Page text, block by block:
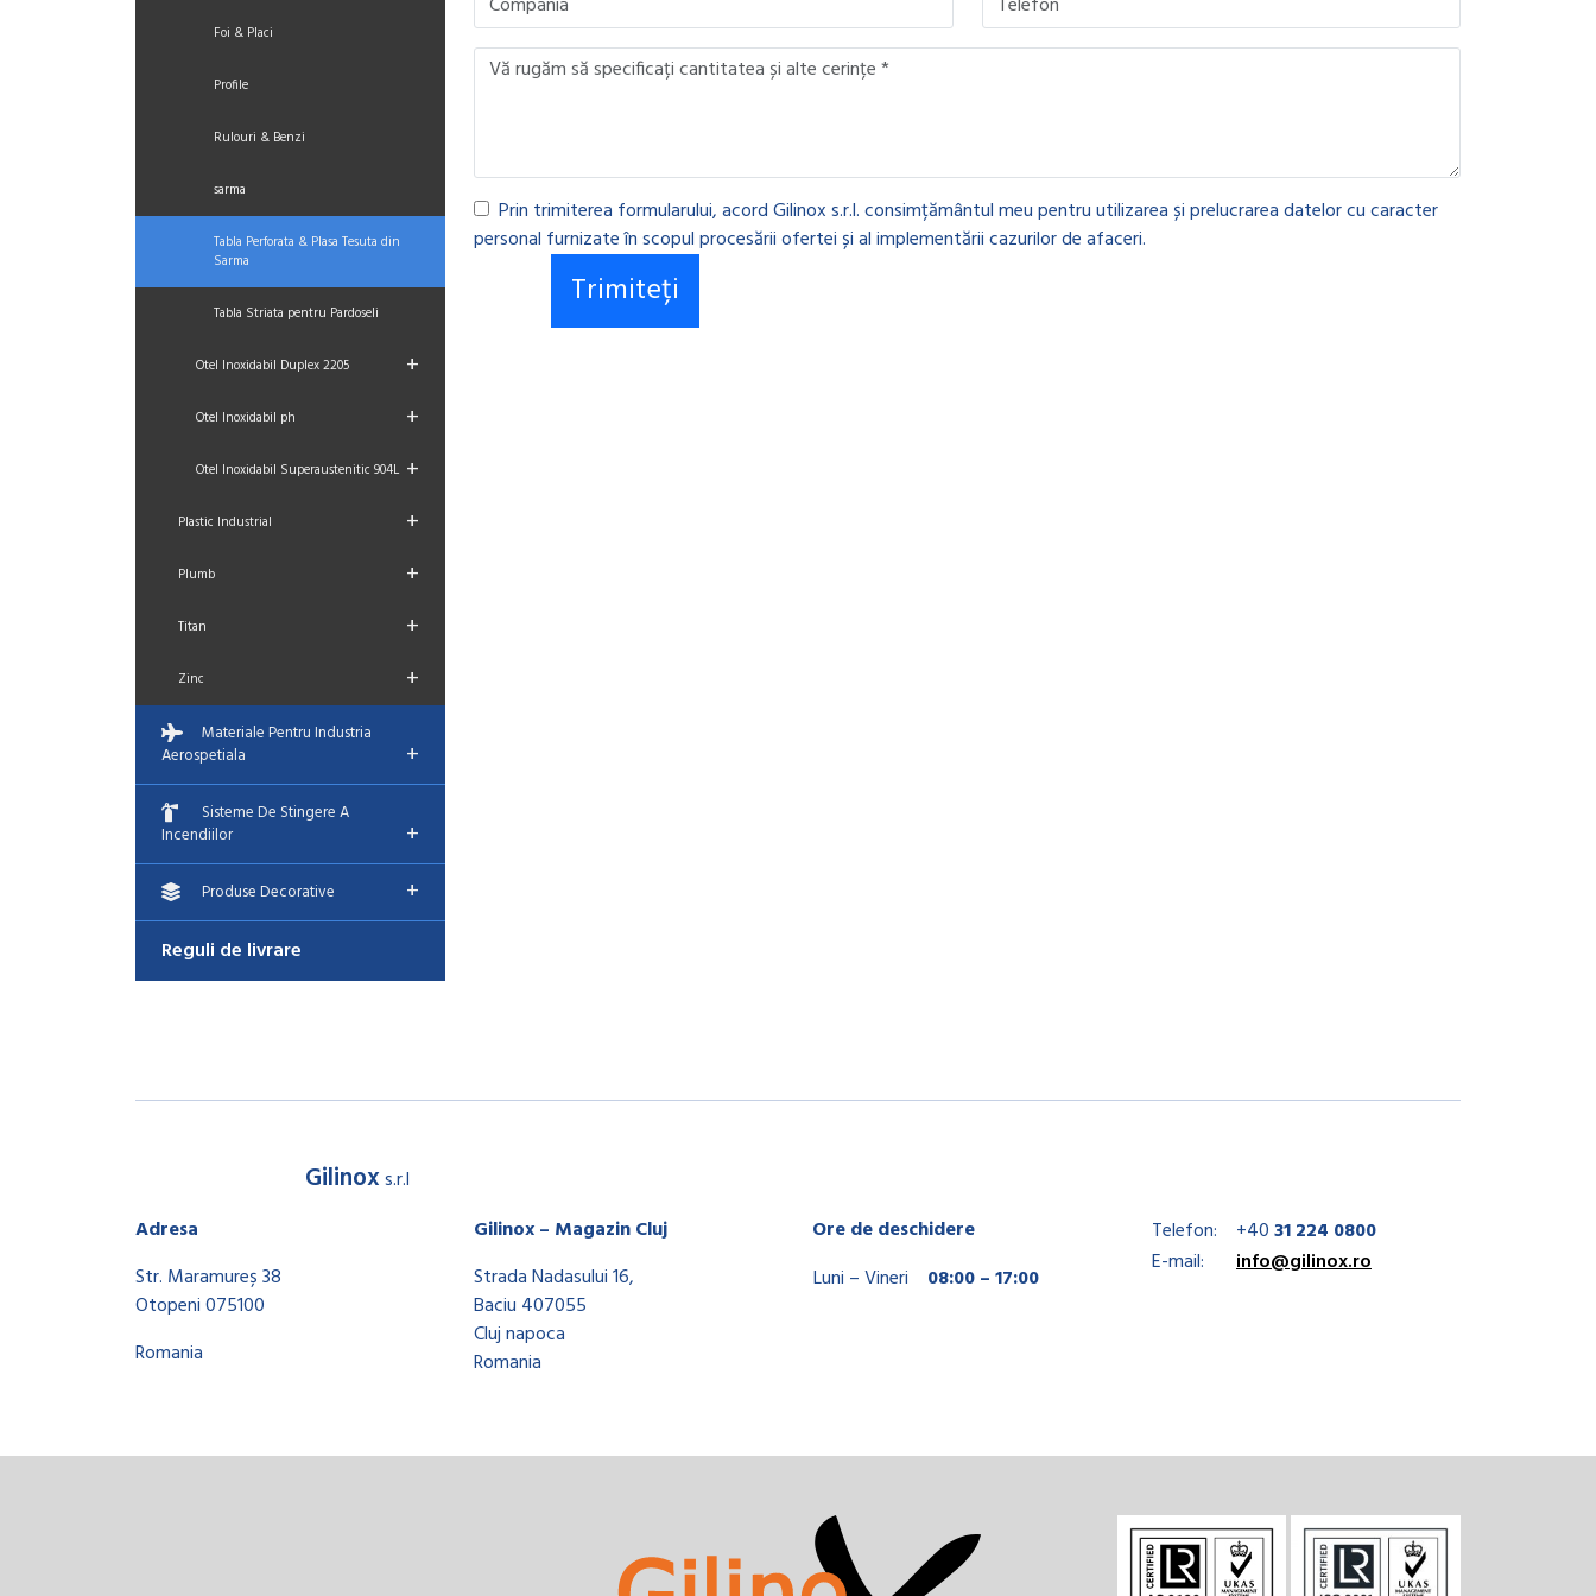
Foi & Placi
Profile
Rulouri & Benzi
sarma
Tabla Perforata & Plasa Tesuta din
Sarma
Tabla Striata pentru Pardoseli
Otel Inoxidabil Duplex 2205 +
Otel Inoxidabil ph +
Otel Inoxidabil Superaustenitic 904L +
Plastic Industrial +
Plumb +
Titan +
Zinc +
Materiale Pentru Industria
Aerospetiala
+
Sisteme De Stingere A
Incendiilor
+
Produse Decorative +
Reguli de livrare
Prin trimiterea formularului, acord Gilinox s.r.l. consimțământul meu pentru utilizarea și prelucrarea datelor cu caracter
personal furnizate în scopul procesării ofertei și al implementării cazurilor de afaceri.
Gilinoxs.r.l
Adresa
Str. Maramureș 38
Otopeni 075100
Romania
Gilinox – Magazin Cluj
Strada Nadasului 16,
Baciu 407055
Cluj napoca
Romania
Ore de deschidere
Luni – Vineri
08:00 – 17:00
Telefon: +4031 224 0800
E-mail:
info@gilinox.ro